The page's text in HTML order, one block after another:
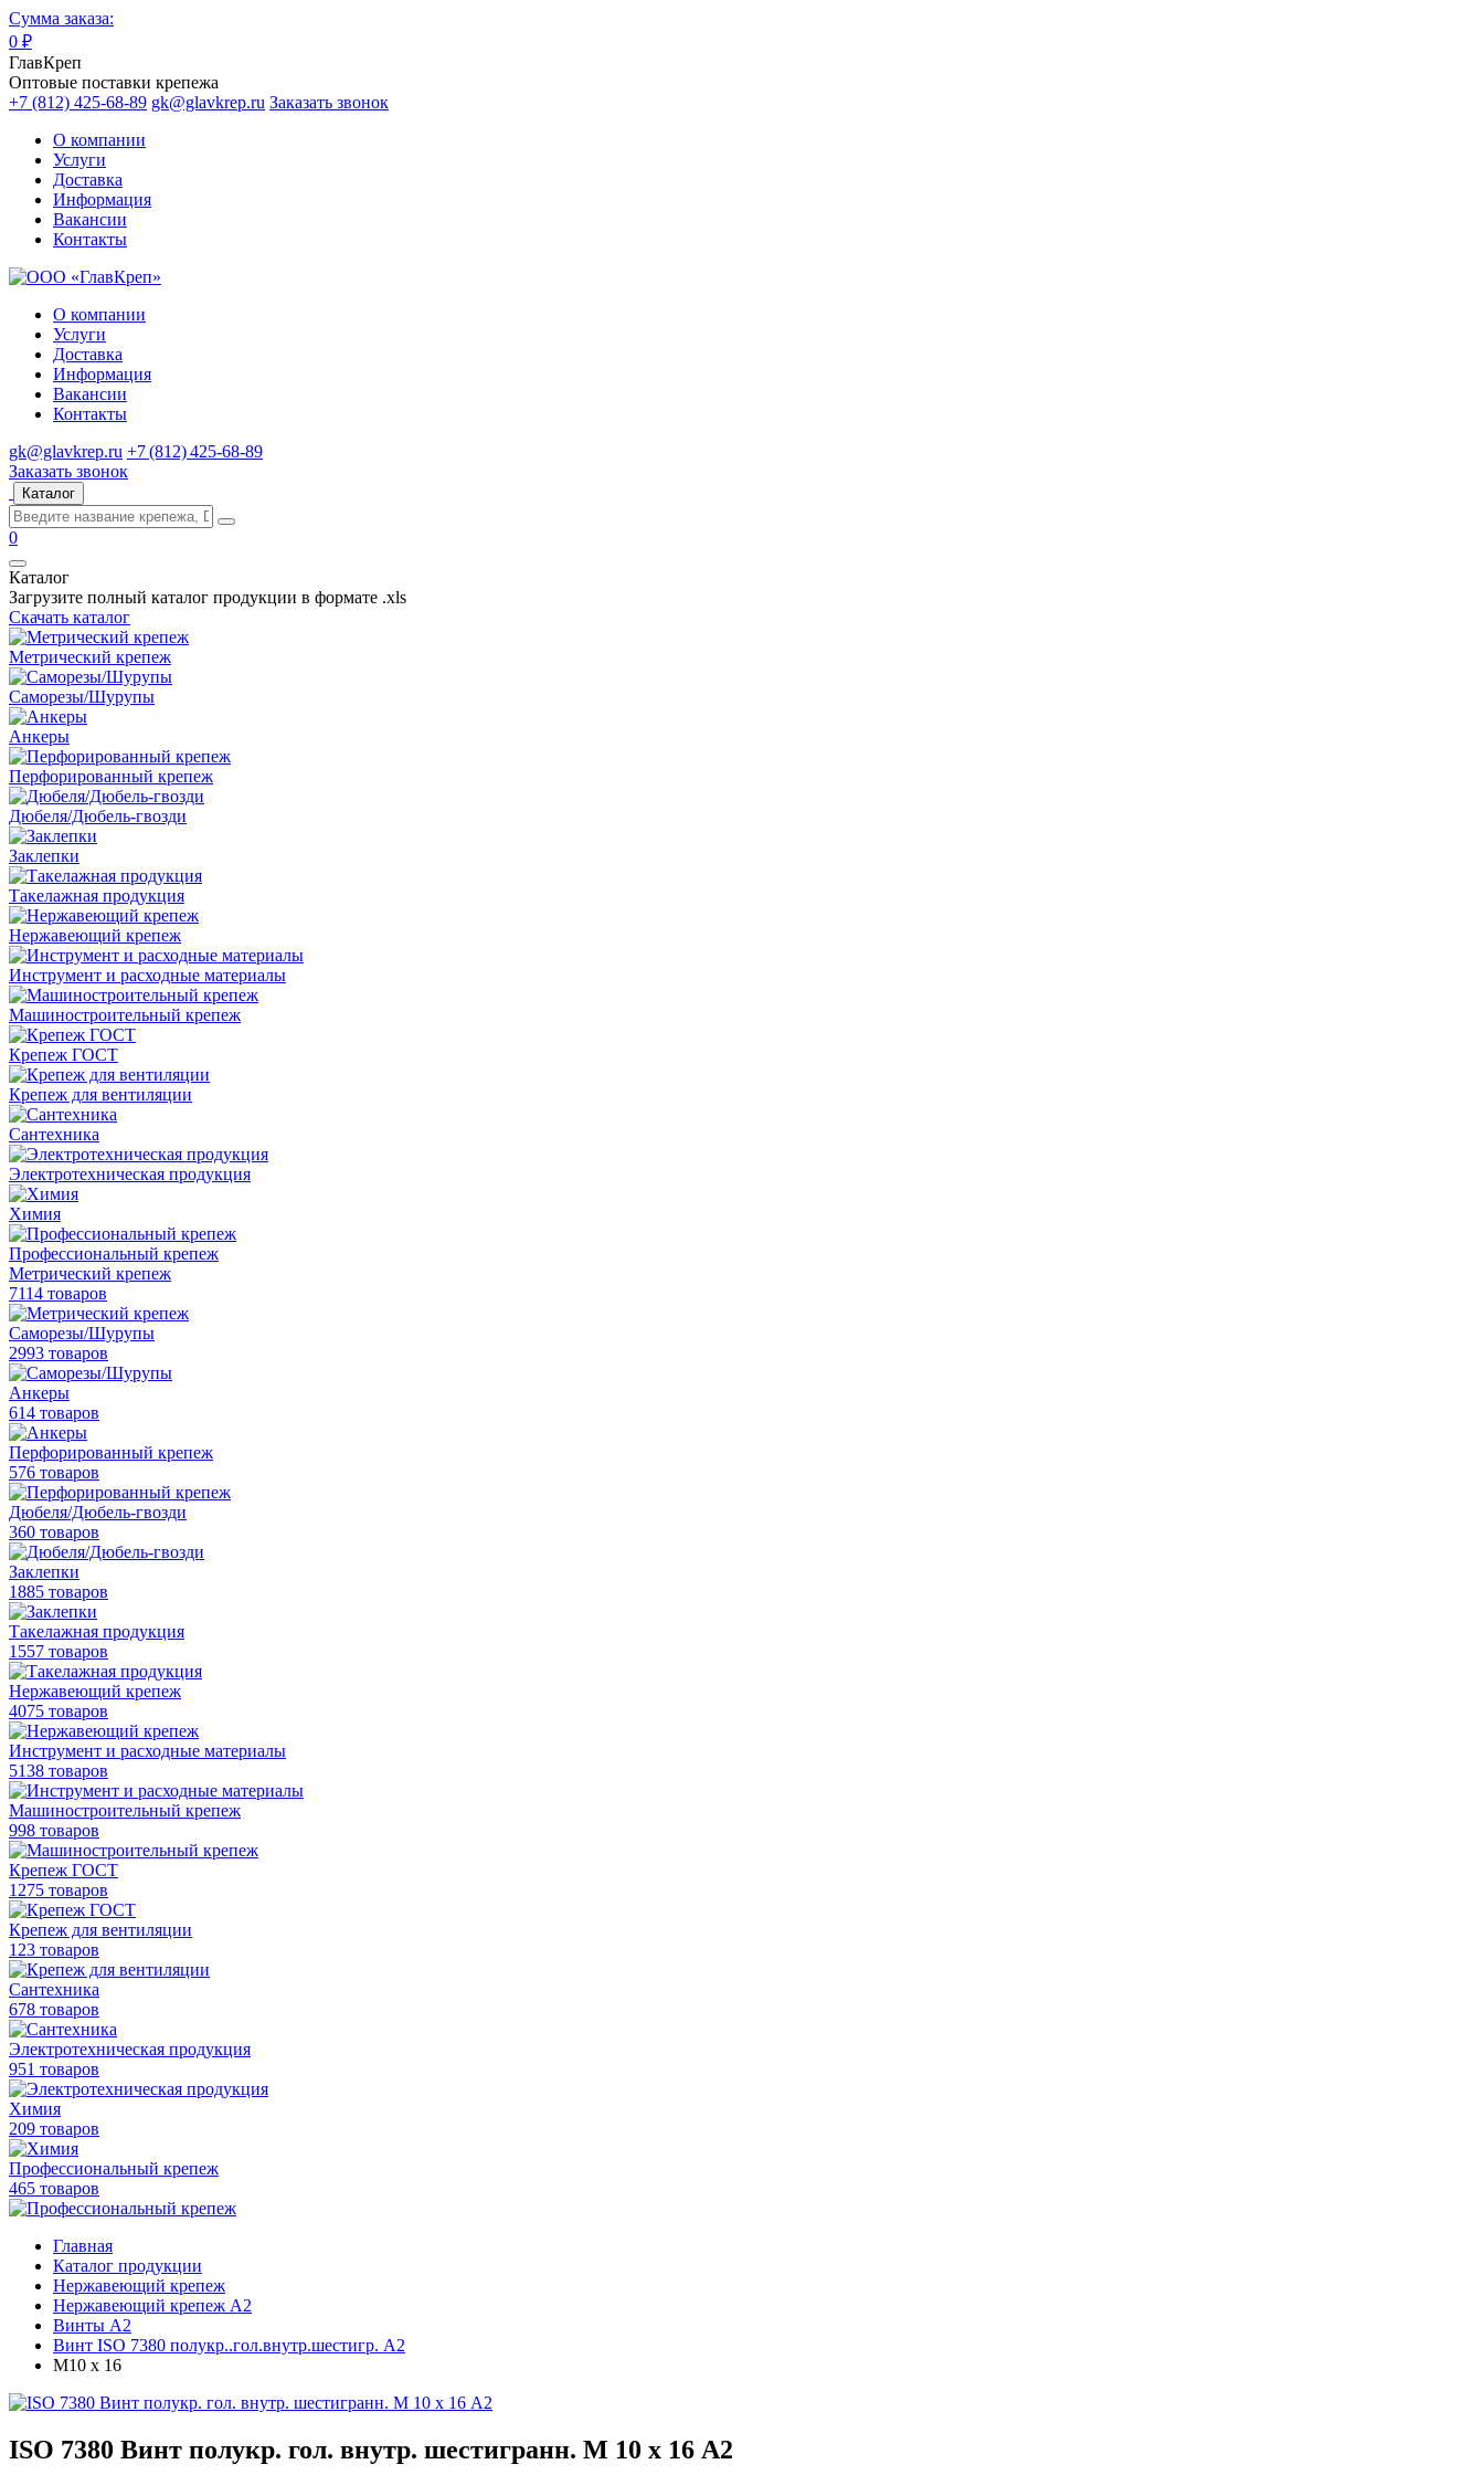
Сумма заказа:
0 ₽
ГлавКреп
Оптовые поставки крепежа
+7 (812) 425-68-89 gk@glavkrep.ru Заказать звонок
О компании
Услуги
Доставка
Информация
Вакансии
Контакты
О компании
Услуги
Доставка
Информация
Вакансии
Контакты
gk@glavkrep.ru +7 (812) 425-68-89
Заказать звонок
Каталог
0
Каталог
Загрузите полный каталог продукции в формате .xls
Скачать каталог
Метрический крепеж
Саморезы/Шурупы
Анкеры
Перфорированный крепеж
Дюбеля/Дюбель-гвозди
Заклепки
Такелажная продукция
Нержавеющий крепеж
Инструмент и расходные материалы
Машиностроительный крепеж
Крепеж ГОСТ
Крепеж для вентиляции
Сантехника
Электротехническая продукция
Химия
Профессиональный крепеж
Метрический крепеж
7114 товаров
Саморезы/Шурупы
2993 товаров
Анкеры
614 товаров
Перфорированный крепеж
576 товаров
Дюбеля/Дюбель-гвозди
360 товаров
Заклепки
1885 товаров
Такелажная продукция
1557 товаров
Нержавеющий крепеж
4075 товаров
Инструмент и расходные материалы
5138 товаров
Машиностроительный крепеж
998 товаров
Крепеж ГОСТ
1275 товаров
Крепеж для вентиляции
123 товаров
Сантехника
678 товаров
Электротехническая продукция
951 товаров
Химия
209 товаров
Профессиональный крепеж
465 товаров
Главная
Каталог продукции
Нержавеющий крепеж
Нержавеющий крепеж А2
Винты А2
Винт ISO 7380 полукр..гол.внутр.шестигр. А2
М10 х 16
ISO 7380 Винт полукр. гол. внутр. шестигранн. М 10 х 16 А2